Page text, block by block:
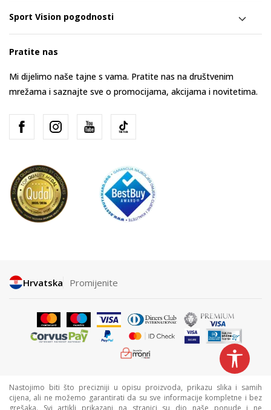
Sport Vision pogodnosti
Pratite nas
Mi dijelimo naše tajne s vama. Pratite nas na društvenim
mrežama i saznajte sve o promocijama, akcijama i novitetima.
Hrvatska Promijenite
Nastojimo biti što precizniji u opisu proizvoda, prikazu slika i samih
cijena, ali ne možemo garantirati da su sve informacije kompletne i bez
grešaka. Svi artikli prikazani na stranici su dio naše ponude i ne